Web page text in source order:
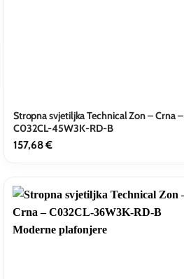
Stropna svjetiljka Technical Zon – Crna –
C032CL-45W3K-RD-B
157,68€